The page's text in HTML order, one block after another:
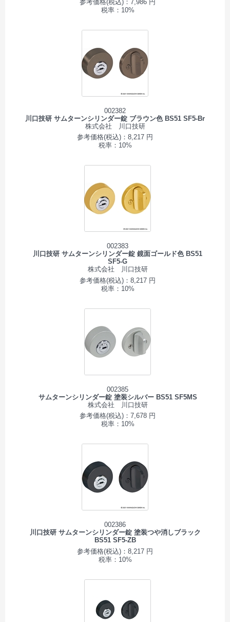
参考価格(税込)：7,986 円
税率：10%
002382
川口技研 サムターンシリンダー錠 ブラウン色 BS51 SF5-Br
株式会社 川口技研
参考価格(税込)：8,217 円
税率：10%
002383
川口技研 サムターンシリンダー錠 鏡面ゴールド色 BS51
SF5-G
株式会社 川口技研
参考価格(税込)：8,217 円
税率：10%
002385
サムターンシリンダー錠 塗装シルバー BS51 SF5MS
株式会社 川口技研
参考価格(税込)：7,678 円
税率：10%
002386
川口技研 サムターンシリンダー錠 塗装つや消しブラック
BS51 SF5-ZB
参考価格(税込)：8,217 円
税率：10%